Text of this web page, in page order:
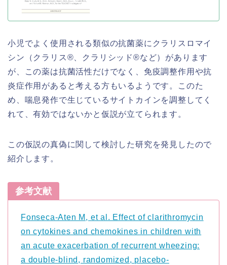
小児でよく使用される類似の抗菌薬にクラリスロマイ
シン（クラリス®︎、クラリシッド®︎など）があります
が、この薬は抗菌活性だけでなく、免疫調整作用や抗
炎症作用があると考える方もいるようです。このた
め、喘息発作で生じているサイトカインを調整してく
れて、有効ではないかと仮説が立てられます。
この仮説の真偽に関して検討した研究を発見したので
紹介します。
参考文献
Fonseca-Aten M, et al. Effect of clarithromycin
on cytokines and chemokines in children with
an acute exacerbation of recurrent wheezing:
a double-blind, randomized, placebo-